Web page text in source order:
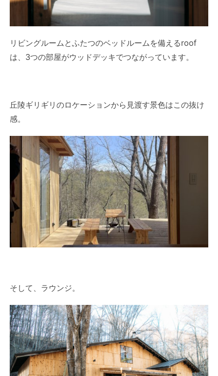
リビングルームとふたつのベッドルームを備えるroof
は、3つの部屋がウッドデッキでつながっています。
丘陵ギリギリのロケーションから見渡す景色はこの抜け
感。
そして、ラウンジ。